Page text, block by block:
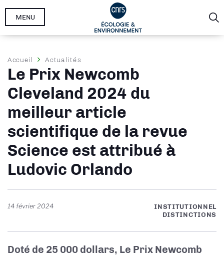
Aller
MENU
Fil
d'Ariane
Accueil Actualités
Le Prix Newcomb
Cleveland 2024 du
meilleur article
scientifique de la revue
Science est attribué à
Ludovic Orlando
14 février 2024
INSTITUTIONNEL
DISTINCTIONS
Doté de 25 000 dollars, Le Prix Newcomb